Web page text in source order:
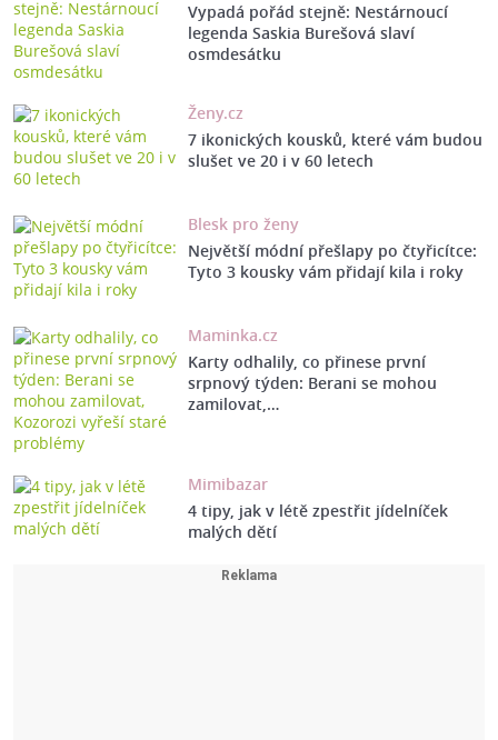
Vypadá pořád stejně: Nestárnoucí
legenda Saskia Burešová slaví
osmdesátku
Ženy.cz
7 ikonických kousků, které vám budou
slušet ve 20 i v 60 letech
Blesk pro ženy
Největší módní přešlapy po čtyřicítce:
Tyto 3 kousky vám přidají kila i roky
Maminka.cz
Karty odhalily, co přinese první
srpnový týden: Berani se mohou
zamilovat,…
Mimibazar
4 tipy, jak v létě zpestřit jídelníček
malých dětí